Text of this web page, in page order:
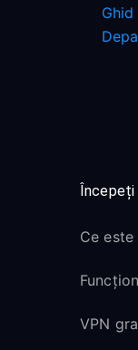
Începeți
Ce este
VPN